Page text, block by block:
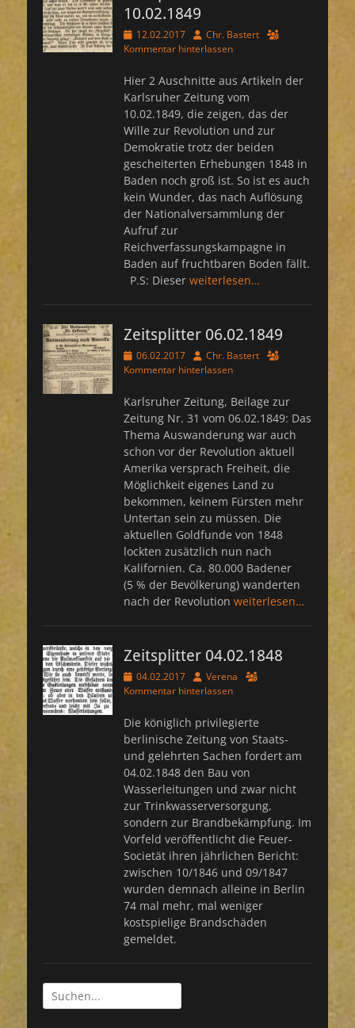
10.02.1849
Veröffentlicht
am
12.02.2017 AutorChr. Bastert
Kommentar hinterlassen
Hier 2 Auschnitte aus Artikeln der
Karlsruher Zeitung vom
10.02.1849, die zeigen, das der
Wille zur Revolution und zur
Demokratie trotz der beiden
gescheiterten Erhebungen 1848 in
Baden noch groß ist. So ist es auch
kein Wunder, das nach Auflösung
der Nationalversammlung der
Aufruf zur
Reichverfassungskampagne in
Baden auf fruchtbaren Boden fällt.
P.S: Dieser weiterlesen…
Zeitsplitter 06.02.1849
Veröffentlicht
am
06.02.2017 AutorChr. Bastert
Kommentar hinterlassen
Karlsruher Zeitung, Beilage zur
Zeitung Nr. 31 vom 06.02.1849: Das
Thema Auswanderung war auch
schon vor der Revolution aktuell
Amerika versprach Freiheit, die
Möglichkeit eigenes Land zu
bekommen, keinem Fürsten mehr
Untertan sein zu müssen. Die
aktuellen Goldfunde von 1848
lockten zusätzlich nun nach
Kalifornien. Ca. 80.000 Badener
(5 % der Bevölkerung) wanderten
nach der Revolution weiterlesen…
Zeitsplitter 04.02.1848
Veröffentlicht
am
04.02.2017 AutorVerena
Kommentar hinterlassen
Die königlich privilegierte
berlinische Zeitung von Staats-
und gelehrten Sachen fordert am
04.02.1848 den Bau von
Wasserleitungen und zwar nicht
zur Trinkwasserversorgung,
sondern zur Brandbekämpfung. Im
Vorfeld veröffentlicht die Feuer-
Societät ihren jährlichen Bericht:
zwischen 10/1846 und 09/1847
wurden demnach alleine in Berlin
74 mal mehr, mal weniger
kostspielige Brandschäden
gemeldet.
Suchen
nach: